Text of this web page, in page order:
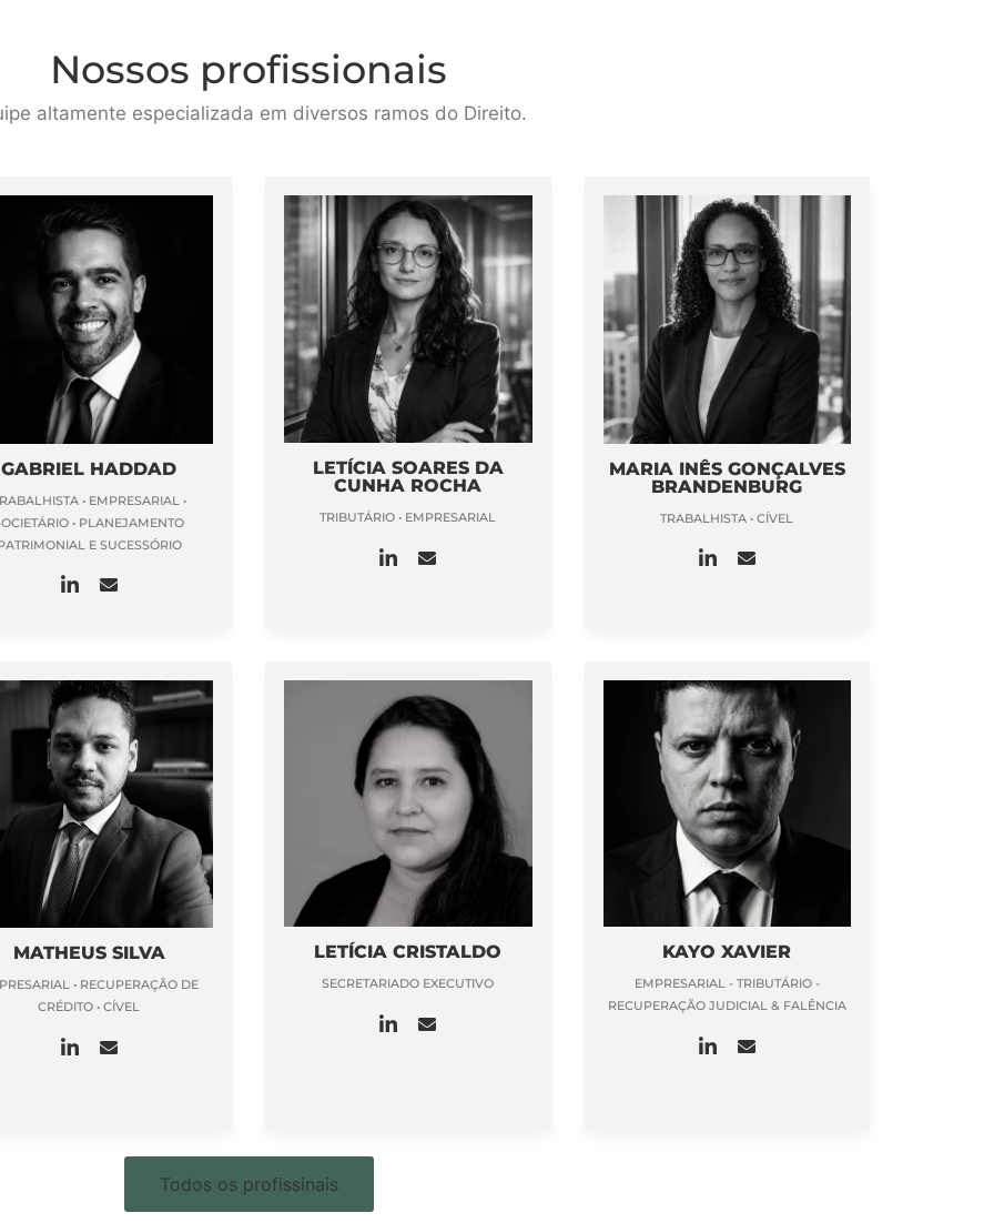
Nossos profissionais
altamente especializada em diversos ramos do Direito.
GABRIEL HADDAD
• EMPRESARIAL •
• PLANEJAMENTO
E SUCESSÓRIO
LETÍCIA SOARES DA
CUNHA ROCHA
TRIBUTÁRIO • EMPRESARIAL
MARIA INÊS GONÇALVES
BRANDENBURG
TRABALHISTA • CÍVEL
MATHEUS SILVA
• RECUPERAÇÃO DE
CRÉDITO • CÍVEL
LETÍCIA CRISTALDO
SECRETARIADO EXECUTIVO
KAYO XAVIER
EMPRESARIAL - TRIBUTÁRIO -
RECUPERAÇÃO JUDICIAL & FALÊNCIA
Todos os profissinais